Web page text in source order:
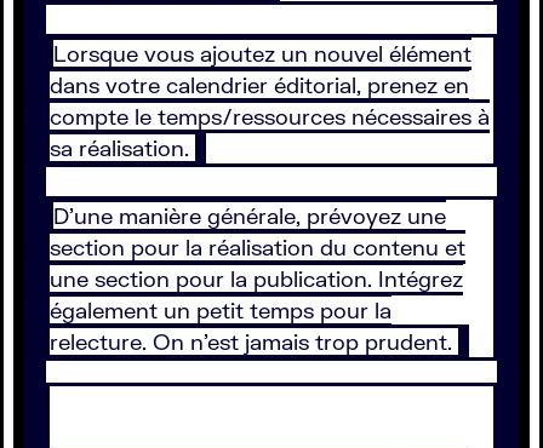
Lorsque vous ajoutez un nouvel élément
dans votre calendrier éditorial, prenez en
compte le temps/ressources nécessaires à
sa réalisation.
D’une manière générale, prévoyez une
section pour la réalisation du contenu et
une section pour la publication. Intégrez
également un petit temps pour la
relecture. On n’est jamais trop prudent.